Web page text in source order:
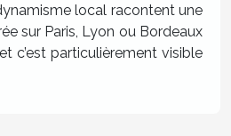
local racontent une
sur Paris, Lyon ou Bordeaux
et c’est particulièrement visible